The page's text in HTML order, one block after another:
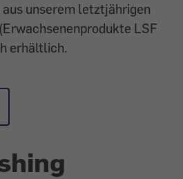
unserem letztjährigen
LSF
erhältlich.